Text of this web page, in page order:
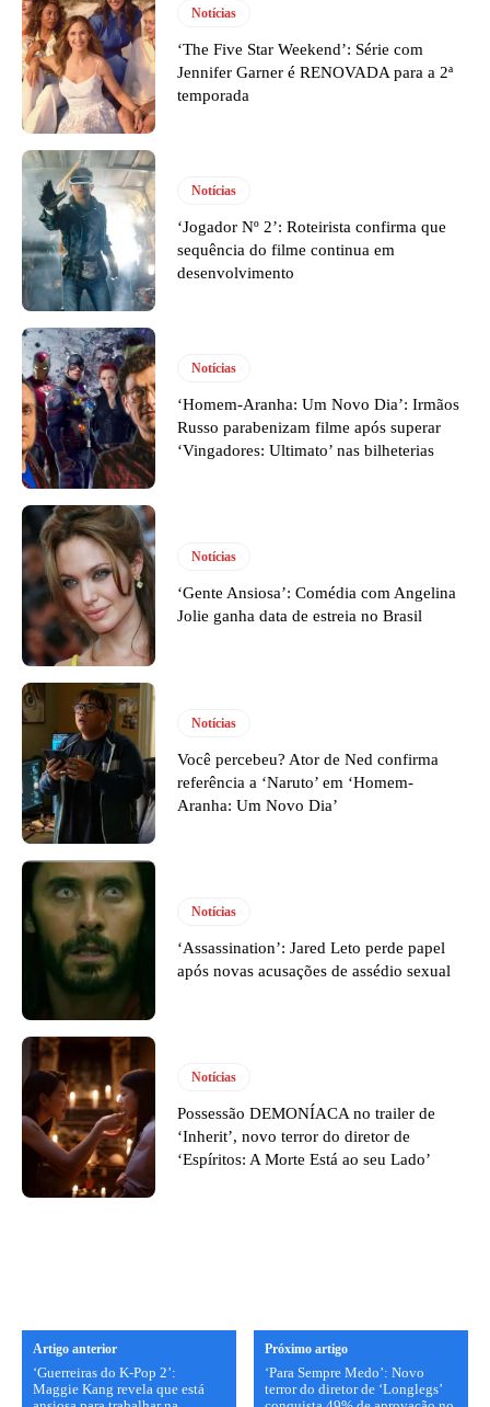
Notícias
‘The Five Star Weekend’: Série com
Jennifer Garner é RENOVADA para a 2ª
temporada
Notícias
‘Jogador Nº 2’: Roteirista confirma que
sequência do filme continua em
desenvolvimento
Notícias
‘Homem-Aranha: Um Novo Dia’: Irmãos
Russo parabenizam filme após superar
‘Vingadores: Ultimato’ nas bilheterias
Notícias
‘Gente Ansiosa’: Comédia com Angelina
Jolie ganha data de estreia no Brasil
Notícias
Você percebeu? Ator de Ned confirma
referência a ‘Naruto’ em ‘Homem-
Aranha: Um Novo Dia’
Notícias
‘Assassination’: Jared Leto perde papel
após novas acusações de assédio sexual
Notícias
Possessão DEMONÍACA no trailer de
‘Inherit’, novo terror do diretor de
‘Espíritos: A Morte Está ao seu Lado’
Artigo anterior
‘Guerreiras do K-Pop 2’:
Maggie Kang revela que está
Próximo artigo
‘Para Sempre Medo’: Novo
terror do diretor de ‘Longlegs’